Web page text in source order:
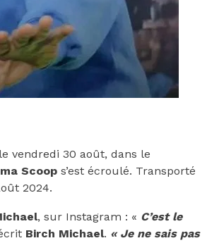
vendredi 30 août, dans le
Scoop s’est écroulé. Transporté
2024.
, sur Instagram : « C’est le
Birch Michael. « Je ne sais pas